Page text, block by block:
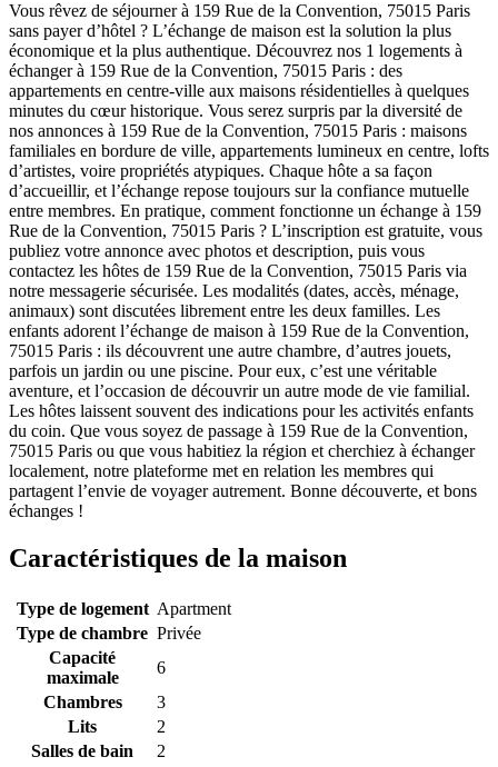
Vous rêvez de séjourner à 159 Rue de la Convention, 75015 Paris
sans payer d’hôtel ? L’échange de maison est la solution la plus
économique et la plus authentique. Découvrez nos 1 logements à
échanger à 159 Rue de la Convention, 75015 Paris : des
appartements en centre-ville aux maisons résidentielles à quelques
minutes du cœur historique. Vous serez surpris par la diversité de
nos annonces à 159 Rue de la Convention, 75015 Paris : maisons
familiales en bordure de ville, appartements lumineux en centre, lofts
d’artistes, voire propriétés atypiques. Chaque hôte a sa façon
d’accueillir, et l’échange repose toujours sur la confiance mutuelle
entre membres. En pratique, comment fonctionne un échange à 159
Rue de la Convention, 75015 Paris ? L’inscription est gratuite, vous
publiez votre annonce avec photos et description, puis vous
contactez les hôtes de 159 Rue de la Convention, 75015 Paris via
notre messagerie sécurisée. Les modalités (dates, accès, ménage,
animaux) sont discutées librement entre les deux familles. Les
enfants adorent l’échange de maison à 159 Rue de la Convention,
75015 Paris : ils découvrent une autre chambre, d’autres jouets,
parfois un jardin ou une piscine. Pour eux, c’est une véritable
aventure, et l’occasion de découvrir un autre mode de vie familial.
Les hôtes laissent souvent des indications pour les activités enfants
du coin. Que vous soyez de passage à 159 Rue de la Convention,
75015 Paris ou que vous habitiez la région et cherchiez à échanger
localement, notre plateforme met en relation les membres qui
partagent l’envie de voyager autrement. Bonne découverte, et bons
échanges !
Caractéristiques de la maison
Type de logement Apartment
Type de chambre Privée
Capacité
maximale
6
Chambres
3
Lits
2
Salles de bain
2